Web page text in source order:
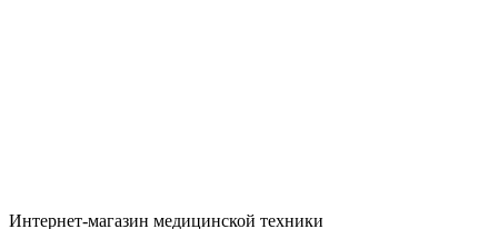
Интернет-магазин медицинской техники